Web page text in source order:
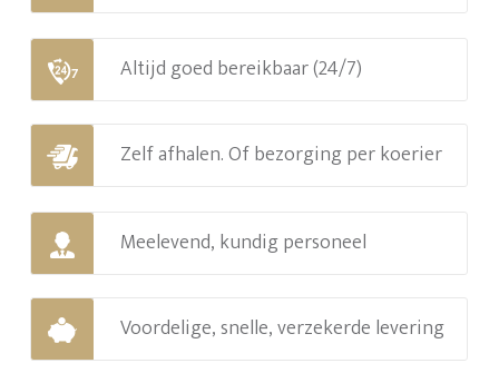
Altijd goed bereikbaar (24/7)
Zelf afhalen. Of bezorging per koerier
Meelevend, kundig personeel
Voordelige, snelle, verzekerde levering